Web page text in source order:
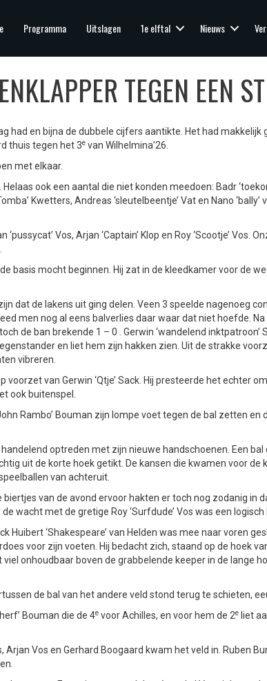
Programma Uitslagen 1e elftal Nieuws
TEGEN EEN
had en bijna de dubbele cijfers aantikte. Het had makkelijk
thuis tegen het 3e van Wilhelmina’26.
met elkaar.
ook een aantal die niet konden meedoen: Badr
Kwetters, Andreas ‘sleutelbeentje’ Vat en Nano ‘bally’
Vos, Arjan ‘Captain’ Klop en Roy ‘Scootje’ Vos.
basis mocht beginnen. Hij zat in de kleedkamer voor de
dat de lakens uit ging delen. Veen 3 speelde nagenoeg
men nog al eens balverlies daar waar dat niet hoefde.
de ban brekende 1 – 0 . Gerwin ‘wandelend inktpatroon’
en liet hem zijn hakken zien. Uit de strakke
vibreren.
van Gerwin ‘Qtje’ Sack. Hij presteerde het echter
ook buitenspel.
Rambo’ Bouman zijn lompe voet tegen de bal zetten en
optreden met zijn nieuwe handschoenen. Een bal
uit de korte hoek getikt. De kansen die kwamen voor de
van achteruit.
van de avond ervoor hakten er toch nog zodanig in
wacht met de gretige Roy ‘Surfdude’ Vos was een logisch
Huibert ‘Shakespeare’ van Helden was mee naar voren
voor zijn voeten. Hij bedacht zich, staand op de hoek
onhoudbaar boven de grabbelende keeper in de lange
de bal van het andere veld stond terug te schieten,
Bouman die de 4e voor Achilles, en voor hem de 2e liet
Vos en Gerhard Boogaard kwam het veld in. Ruben